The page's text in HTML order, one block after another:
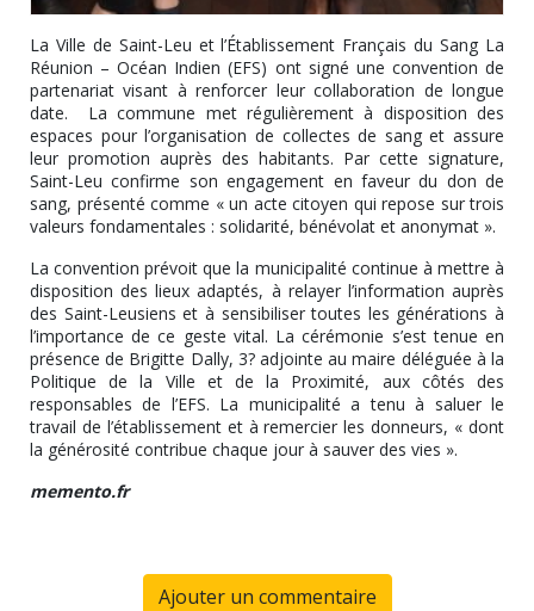
La Ville de Saint-Leu et l’Établissement Français du Sang La
Réunion – Océan Indien (EFS) ont signé une convention de
partenariat visant à renforcer leur collaboration de longue
date. La commune met régulièrement à disposition des
espaces pour l’organisation de collectes de sang et assure
leur promotion auprès des habitants. Par cette signature,
Saint-Leu confirme son engagement en faveur du don de
sang, présenté comme « un acte citoyen qui repose sur trois
valeurs fondamentales : solidarité, bénévolat et anonymat ».
La convention prévoit que la municipalité continue à mettre à
disposition des lieux adaptés, à relayer l’information auprès
des Saint-Leusiens et à sensibiliser toutes les générations à
l’importance de ce geste vital. La cérémonie s’est tenue en
présence de Brigitte Dally, 3? adjointe au maire déléguée à la
Politique de la Ville et de la Proximité, aux côtés des
responsables de l’EFS. La municipalité a tenu à saluer le
travail de l’établissement et à remercier les donneurs, « dont
la générosité contribue chaque jour à sauver des vies ».
memento.fr
Ajouter un commentaire